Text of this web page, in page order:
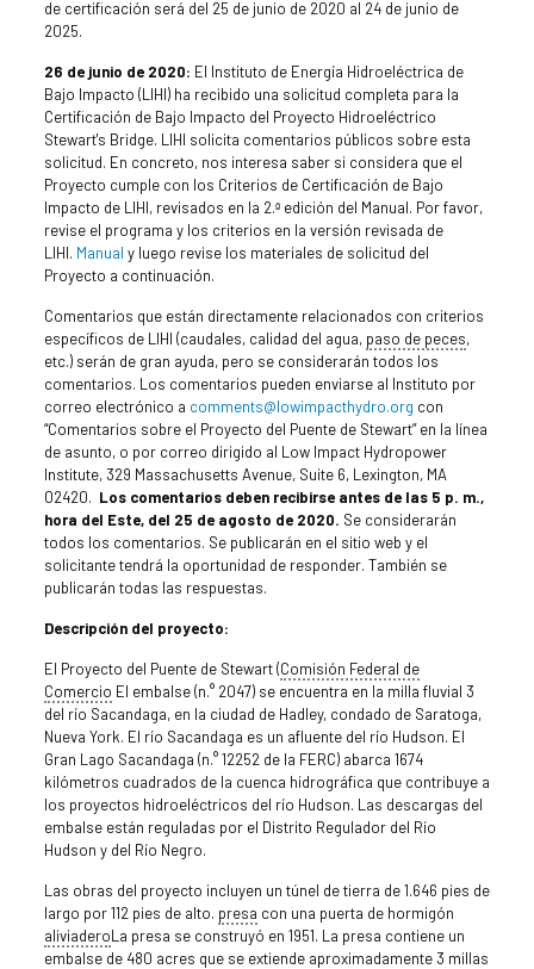
de certificación será del 25 de junio de 2020 al 24 de junio de
2025.
26 de junio de 2020: El Instituto de Energía Hidroeléctrica de
Bajo Impacto (LIHI) ha recibido una solicitud completa para la
Certificación de Bajo Impacto del Proyecto Hidroeléctrico
Stewart's Bridge. LIHI solicita comentarios públicos sobre esta
solicitud. En concreto, nos interesa saber si considera que el
Proyecto cumple con los Criterios de Certificación de Bajo
Impacto de LIHI, revisados en la 2.ª edición del Manual. Por favor,
revise el programa y los criterios en la versión revisada de
LIHI. Manual y luego revise los materiales de solicitud del
Proyecto a continuación.
Comentarios que están directamente relacionados con criterios
específicos de LIHI (caudales, calidad del agua, paso de peces,
etc.) serán de gran ayuda, pero se considerarán todos los
comentarios. Los comentarios pueden enviarse al Instituto por
correo electrónico a comments@lowimpacthydro.org con
“Comentarios sobre el Proyecto del Puente de Stewart” en la línea
de asunto, o por correo dirigido al Low Impact Hydropower
Institute, 329 Massachusetts Avenue, Suite 6, Lexington, MA
02420. Los comentarios deben recibirse antes de las 5 p. m.,
hora del Este, del 25 de agosto de 2020. Se considerarán
todos los comentarios. Se publicarán en el sitio web y el
solicitante tendrá la oportunidad de responder. También se
publicarán todas las respuestas.
Descripción del proyecto:
El Proyecto del Puente de Stewart (Comisión Federal de
Comercio El embalse (n.° 2047) se encuentra en la milla fluvial 3
del río Sacandaga, en la ciudad de Hadley, condado de Saratoga,
Nueva York. El río Sacandaga es un afluente del río Hudson. El
Gran Lago Sacandaga (n.° 12252 de la FERC) abarca 1674
kilómetros cuadrados de la cuenca hidrográfica que contribuye a
los proyectos hidroeléctricos del río Hudson. Las descargas del
embalse están reguladas por el Distrito Regulador del Río
Hudson y del Río Negro.
Las obras del proyecto incluyen un túnel de tierra de 1.646 pies de
largo por 112 pies de alto. presa con una puerta de hormigón
aliviaderoLa presa se construyó en 1951. La presa contiene un
embalse de 480 acres que se extiende aproximadamente 3 millas